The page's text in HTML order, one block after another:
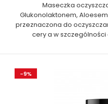
Maseczka
Glukonolaktonem,
przeznaczona do
cery a w
-9%